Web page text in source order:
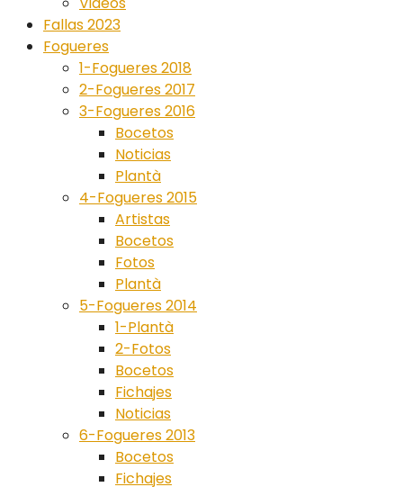
Fallas 2023
Fogueres
1-Fogueres 2018
2-Fogueres 2017
3-Fogueres 2016
Bocetos
Noticias
Plantà
4-Fogueres 2015
Artistas
Bocetos
Fotos
Plantà
5-Fogueres 2014
1-Plantà
2-Fotos
Bocetos
Fichajes
Noticias
6-Fogueres 2013
Bocetos
Fichajes